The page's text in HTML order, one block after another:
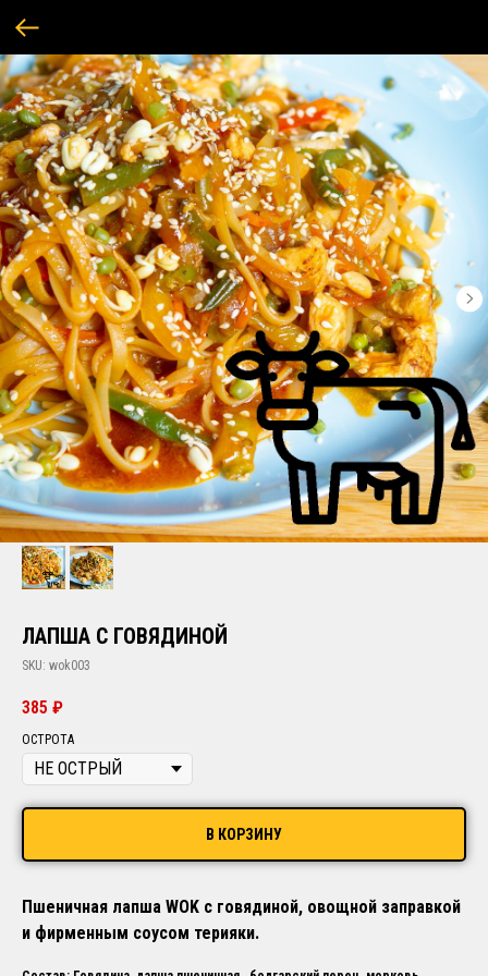
ЛАПША С ГОВЯДИНОЙ
SKU: wok003
385 ₽
ОСТРОТА
В КОРЗИНУ
Пшеничная лапша WOK с говядиной, овощной заправкой
и фирменным соусом терияки.